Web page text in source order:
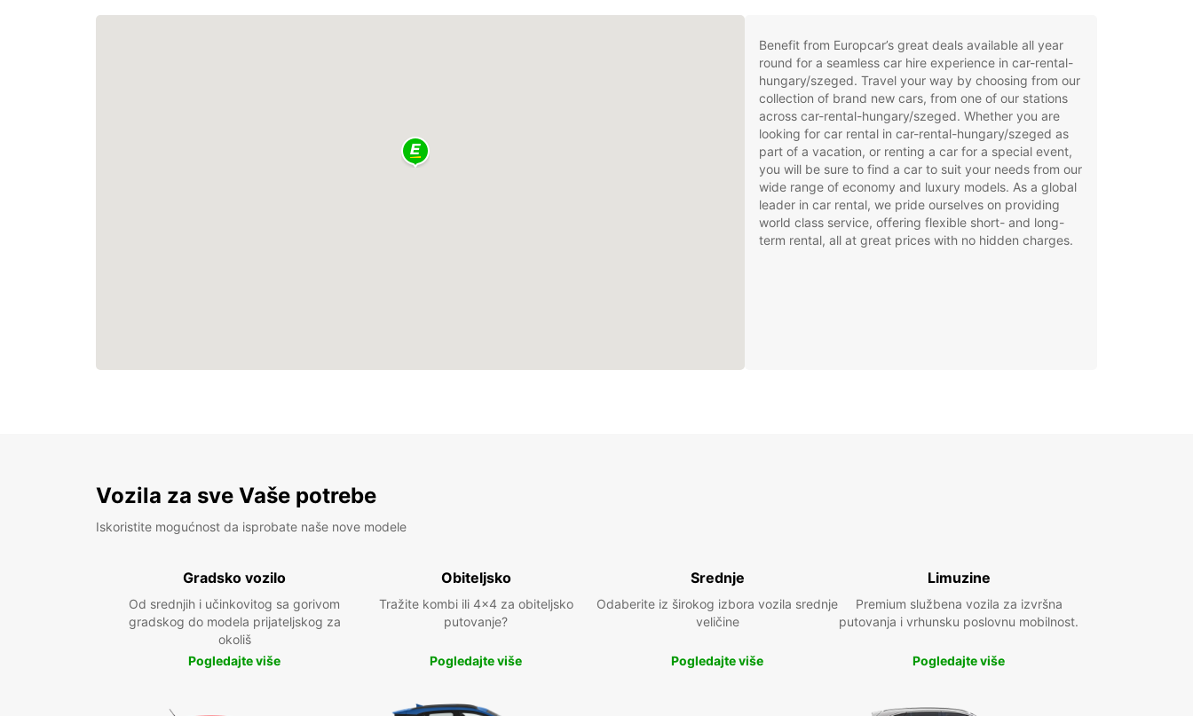
Benefit from Europcar’s great deals available all year
round for a seamless car hire experience in car-rental-
hungary/szeged. Travel your way by choosing from our
collection of brand new cars, from one of our stations
across car-rental-hungary/szeged. Whether you are
looking for car rental in car-rental-hungary/szeged as
part of a vacation, or renting a car for a special event,
you will be sure to find a car to suit your needs from our
wide range of economy and luxury models. As a global
leader in car rental, we pride ourselves on providing
world class service, offering flexible short- and long-
term rental, all at great prices with no hidden charges.
Vozila za sve Vaše potrebe
Iskoristite mogućnost da isprobate naše nove modele
Gradsko vozilo
Od srednjih i učinkovitog sa gorivom
gradskog do modela prijateljskog za
okoliš
Pogledajte više
Obiteljsko
Tražite kombi ili 4x4 za obiteljsko
putovanje?
Pogledajte više
Srednje
Odaberite iz širokog izbora vozila srednje
veličine
Pogledajte više
Limuzine
Premium službena vozila za izvršna
putovanja i vrhunsku poslovnu mobilnost.
Pogledajte više